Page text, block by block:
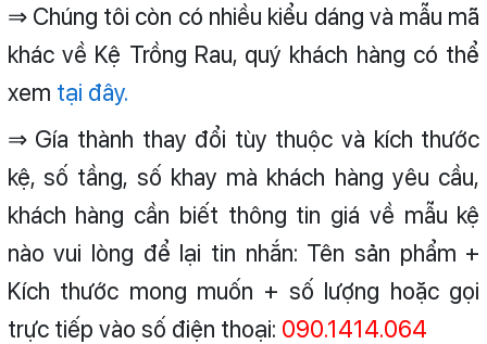
⇒ Chúng tôi còn có nhiều kiểu dáng và mẫu mã
khác về Kệ Trồng Rau, quý khách hàng có thể
xem tại đây.
⇒ Gía thành thay đổi tùy thuộc và kích thước
kệ, số tầng, số khay mà khách hàng yêu cầu,
khách hàng cần biết thông tin giá về mẫu kệ
nào vui lòng để lại tin nhắn: Tên sản phẩm +
Kích thước mong muốn + số lượng hoặc gọi
trực tiếp vào số điện thoại: 090.1414.064